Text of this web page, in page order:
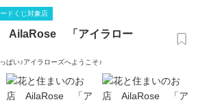
ドくじ対象店
AilaRose 「アイラロー
ぱい♪アイラローズへようこそ♪